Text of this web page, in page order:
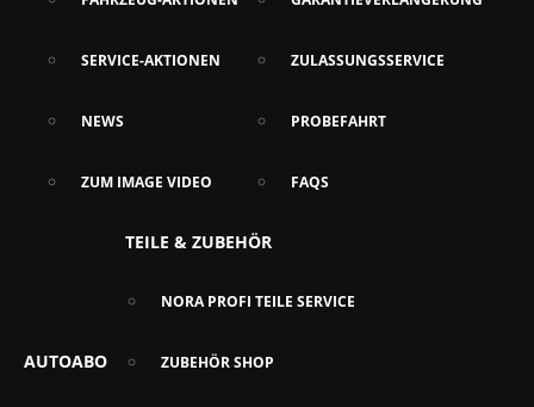
SERVICE-AKTIONEN
NEWS
ZUM IMAGE VIDEO
ZULASSUNGSSERVICE
PROBEFAHRT
FAQS
AUTOABO
TEILE & ZUBEHÖR
NORA PROFI TEILE SERVICE
ZUBEHÖR SHOP